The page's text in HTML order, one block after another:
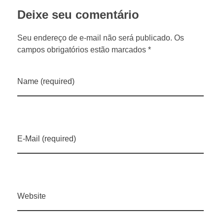
4
t
i
h
Deixe seu comentário
Seu endereço de e-mail não será publicado. Os
campos obrigatórios estão marcados *
Name (required)
E-Mail (required)
Website